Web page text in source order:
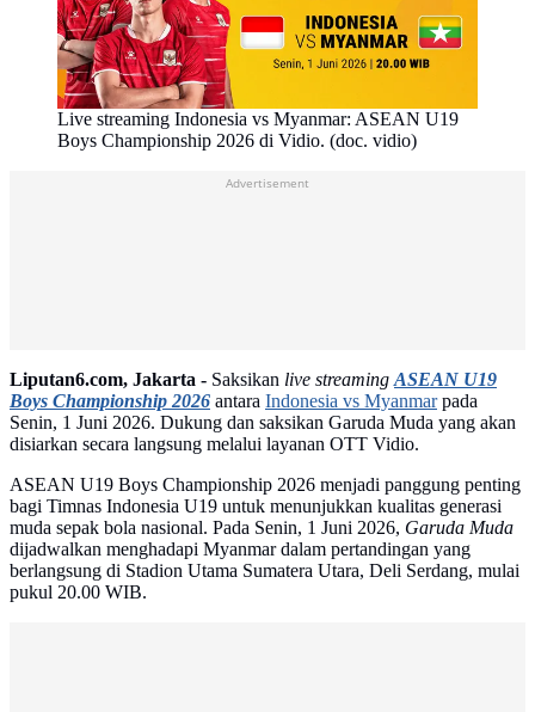
Live streaming Indonesia vs Myanmar: ASEAN U19
Boys Championship 2026 di Vidio. (doc. vidio)
Advertisement
Liputan6.com, Jakarta - Saksikan live streamingASEAN U19
Boys Championship 2026 antara Indonesia vs Myanmarpada
Senin, 1 Juni 2026. Dukung dan saksikan Garuda Muda yang akan
disiarkan secara langsung melalui layanan OTT Vidio.
ASEAN U19 Boys Championship 2026 menjadi panggung penting
bagi Timnas Indonesia U19 untuk menunjukkan kualitas generasi
muda sepak bola nasional. Pada Senin, 1 Juni 2026, Garuda Muda
dijadwalkan menghadapi Myanmar dalam pertandingan yang
berlangsung di Stadion Utama Sumatera Utara, Deli Serdang, mulai
pukul 20.00 WIB.